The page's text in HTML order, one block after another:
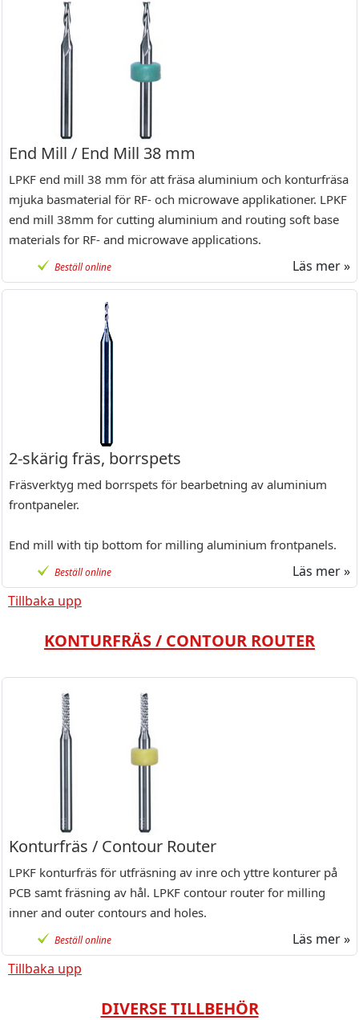
End Mill / End Mill 38 mm
LPKF end mill 38 mm för att fräsa aluminium och konturfräsa
mjuka basmaterial för RF- och microwave applikationer. LPKF
end mill 38mm for cutting aluminium and routing soft base
materials for RF- and microwave applications.
Beställ online Läs mer »
2-skärig fräs, borrspets
Fräsverktyg med borrspets för bearbetning av aluminium
frontpaneler.
End mill with tip bottom for milling aluminium frontpanels.
Beställ online
Läs mer »
Tillbaka upp
KONTURFRÄS / CONTOUR ROUTER
Konturfräs / Contour Router
LPKF konturfräs för utfräsning av inre och yttre konturer på
PCB samt fräsning av hål. LPKF contour router for milling
inner and outer contours and holes.
Beställ online
Läs mer »
Tillbaka upp
DIVERSE TILLBEHÖR